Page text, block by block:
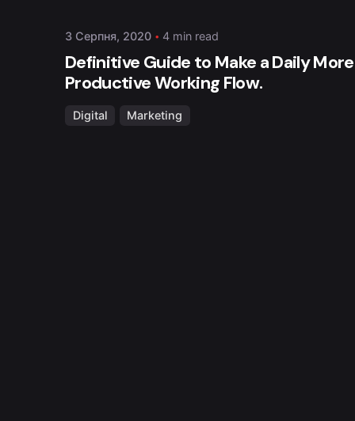
3 Серпня, 2020 4 min read
Definitive Guide to Make a Daily More
Productive Working Flow.
Digital Marketing